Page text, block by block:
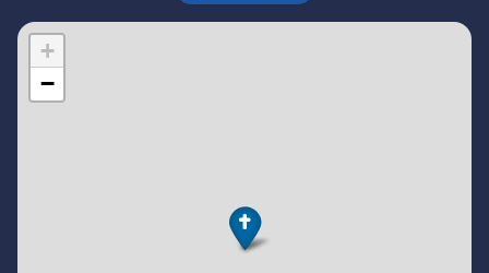
Make this Notebook Trusted to load map: File -> Trust